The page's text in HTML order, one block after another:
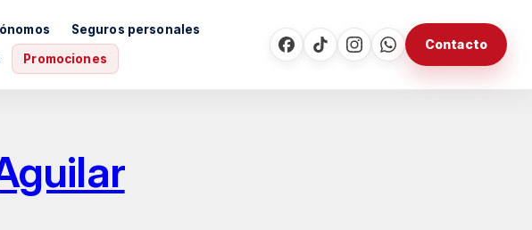
Seguros personales
Promociones
Contacto